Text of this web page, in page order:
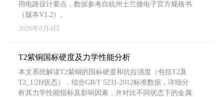
用电路设计要点，数据参考自杭州士兰微电子官方规格书
（版本V1.2）。
2026年8月4日
T2紫铜国标硬度及力学性能分析
本文系统解读T2紫铜的国标硬度和抗拉强度（包括T2及
T2_1/2H状态），结合GB/T 5231-2012标准数据，详细分
析其力学性能指标及影响因素，并对比不同状态下的金属